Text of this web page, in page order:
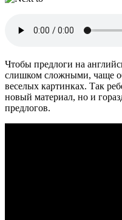
Чтобы предлоги на
слишком сложными, чаще
веселых картинках. Так
новый материал, но и
предлогов.